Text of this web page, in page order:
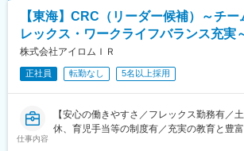
ます。
【充実の教育と豊富なキャリアパス】
・CRC社内認定制度を採用し、研修の実施
することで知識・経験そして指導力を一定の
す。自身のレベルに応じ、実務レベル、マネ
ィレクターレベルといった社内認定制度があ
日々の業務にあたれます。
・社員に多様な機会を提供し、新たなキャ
トしています。CRCとしてのスキルアップ
の別の疾患領域のプロジェクトを担当する
【東海】CRC（リーダー候補）～チ
レックス・ワークライフバランス充実
株式会社アイロムＩＲ
正社員 転勤なし 5名以上採用
仕事内容
【安心の働きやすさ／フレックス勤務有／
休、育児手当等の制度有／充実の教育と豊